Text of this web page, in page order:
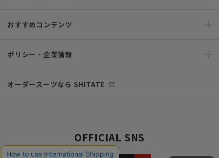
おすすめコンテンツ
ポリシー・企業情報
オーダースーツなら SHITATE
OFFICIAL SNS